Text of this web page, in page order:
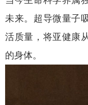
未来。超导微量子
活质量，将亚健康
的身体。